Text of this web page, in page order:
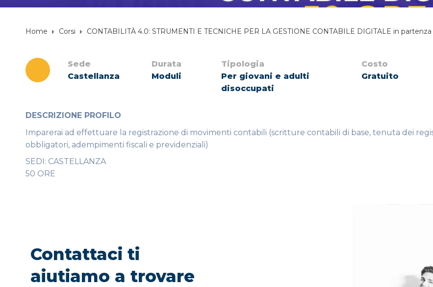
Home Corsi CONTABILITÀ 4.0: STRUMENTI E TECNICHE PER LA GESTIONE CONTABILE DIGITALE in partenza
Sede
Castellanza
Durata
Moduli
Tipologia
Per giovani e adulti
disoccupati
Costo
Gratuito
DESCRIZIONE PROFILO
Imparerai ad effettuare la registrazione di movimenti contabili (scritture contabili di base, tenuta dei
obbligatori, adempimenti fiscali e previdenziali)
SEDI: CASTELLANZA
50 ORE
Contattaci ti
aiutiamo a trovare